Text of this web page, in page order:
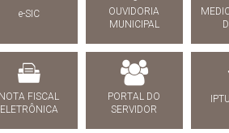
e-SIC
OUVIDORIA
MUNICIPAL
FISCAL
ELETRÔNICA
PORTAL DO
SERVIDOR